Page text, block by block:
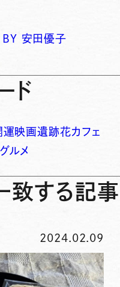
安田優子
ド
運映画遺跡花カフェ
グルメ
致する記事
2024.02.09